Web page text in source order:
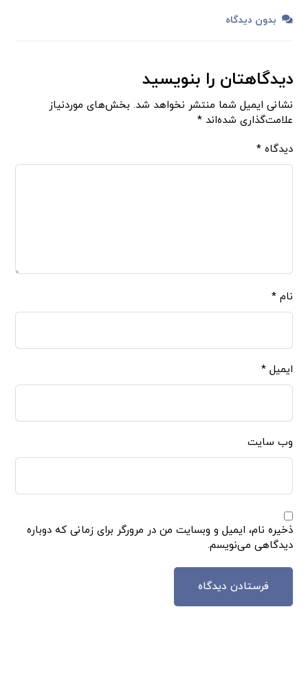
بدون دیدگاه
دیدگاهتان را بنویسید
نشانی ایمیل شما منتشر نخواهد شد. بخش‌های موردنیاز
علامت‌گذاری شده‌اند*
دیدگاه*
نام*
ایمیل*
وب‌ سایت
ذخیره نام، ایمیل و وبسایت من در مرورگر برای زمانی که دوباره
دیدگاهی می‌نویسم.
فرستادن دیدگاه